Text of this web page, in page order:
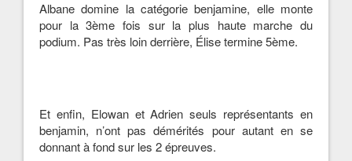
Albane domine la catégorie benjamine, elle monte
pour la 3ème fois sur la plus haute marche du
podium. Pas très loin derrière, Élise termine 5ème.
Et enfin, Elowan et Adrien seuls représentants en
benjamin, n’ont pas démérités pour autant en se
donnant à fond sur les 2 épreuves.